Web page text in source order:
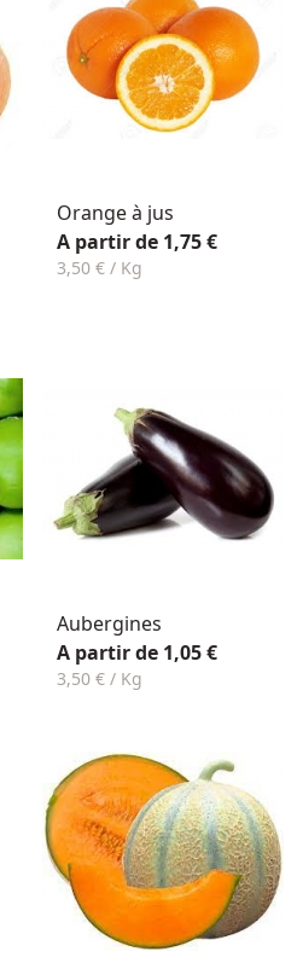
Orange à jus
A partir de 1,75 €
3,50 € / Kg
Aubergines
A partir de 1,05 €
3,50 € / Kg